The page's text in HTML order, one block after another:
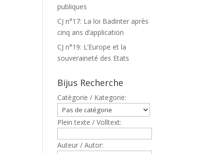
publiques
CJ n°17: La loi Badinter après
cinq ans d’application
CJ n°19: L’Europe et la
souveraineté des Etats
Bijus Recherche
Catègorie / Kategorie:
Plein texte / Volltext:
Auteur / Autor: